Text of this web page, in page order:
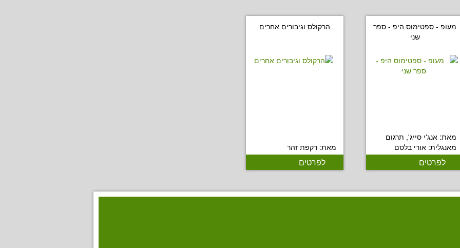
מעופ - ספטימוס היפ - ספר
שני
מאת: אנג'י סייג', תרגום
מאנגלית: אורי בלסם
לפרטים
הרקולס וגיבורים אחרים
מאת: רקפת זהר
לפרטים